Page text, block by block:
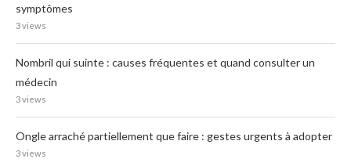
symptômes
3 views
Nombril qui suinte : causes fréquentes et quand consulter un
médecin
3 views
Ongle arraché partiellement que faire : gestes urgents à adopter
3 views